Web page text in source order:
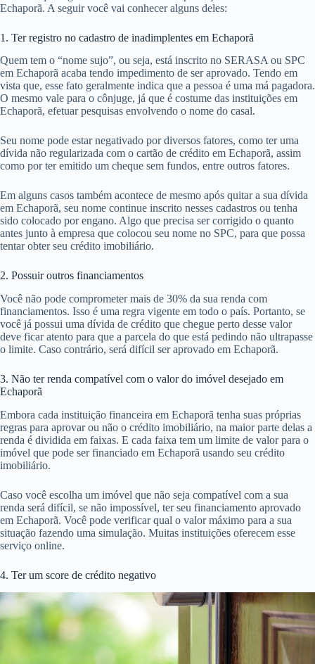
Echaporã. A seguir você vai conhecer alguns deles:
1. Ter registro no cadastro de inadimplentes em Echaporã
Quem tem o “nome sujo”, ou seja, está inscrito no SERASA ou SPC
em Echaporã acaba tendo impedimento de ser aprovado. Tendo em
vista que, esse fato geralmente indica que a pessoa é uma má pagadora.
O mesmo vale para o cônjuge, já que é costume das instituições em
Echaporã, efetuar pesquisas envolvendo o nome do casal.
Seu nome pode estar negativado por diversos fatores, como ter uma
dívida não regularizada com o cartão de crédito em Echaporã, assim
como por ter emitido um cheque sem fundos, entre outros fatores.
Em alguns casos também acontece de mesmo após quitar a sua dívida
em Echaporã, seu nome continue inscrito nesses cadastros ou tenha
sido colocado por engano. Algo que precisa ser corrigido o quanto
antes junto à empresa que colocou seu nome no SPC, para que possa
tentar obter seu crédito imobiliário.
2. Possuir outros financiamentos
Você não pode comprometer mais de 30% da sua renda com
financiamentos. Isso é uma regra vigente em todo o país. Portanto, se
você já possui uma dívida de crédito que chegue perto desse valor
deve ficar atento para que a parcela do que está pedindo não ultrapasse
o limite. Caso contrário, será difícil ser aprovado em Echaporã.
3. Não ter renda compatível com o valor do imóvel desejado em
Echaporã
Embora cada instituição financeira em Echaporã tenha suas próprias
regras para aprovar ou não o crédito imobiliário, na maior parte delas a
renda é dividida em faixas. E cada faixa tem um limite de valor para o
imóvel que pode ser financiado em Echaporã usando seu crédito
imobiliário.
Caso você escolha um imóvel que não seja compatível com a sua
renda será difícil, se não impossível, ter seu financiamento aprovado
em Echaporã. Você pode verificar qual o valor máximo para a sua
situação fazendo uma simulação. Muitas instituições oferecem esse
serviço online.
4. Ter um score de crédito negativo